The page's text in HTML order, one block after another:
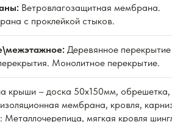
Ветровлагозащитная мембрана.
с проклейкой стыков.
Деревянное
Монолитное перекрытие.
крыши – доска 50х150мм, обрешетка,
мембрана, кровля,
мягкая кровля